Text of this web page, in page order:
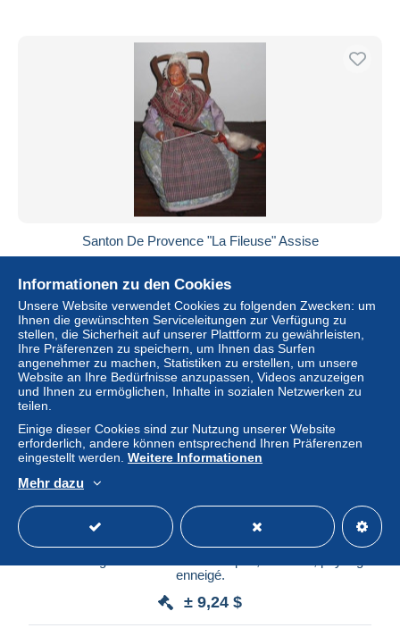
Santon De Provence "La Fileuse" Assise
Status Privatperson
enneigé.
± 9,24 $
Informationen zu den Cookies
Unsere Website verwendet Cookies zu folgenden Zwecken: um
Ihnen die gewünschten Serviceleitungen zur Verfügung zu
stellen, die Sicherheit auf unserer Plattform zu gewährleisten,
Ihre Präferenzen zu speichern, um Ihnen das Surfen
angenehmer zu machen, Statistiken zu erstellen, um unsere
Website an Ihre Bedürfnisse anzupassen, Videos anzuzeigen
und Ihnen zu ermöglichen, Inhalte in sozialen Netzwerken zu
teilen.
Einige dieser Cookies sind zur Nutzung unserer Website
erforderlich, andere können entsprechend Ihren Präferenzen
eingestellt werden. Weitere Informationen
Mehr dazu